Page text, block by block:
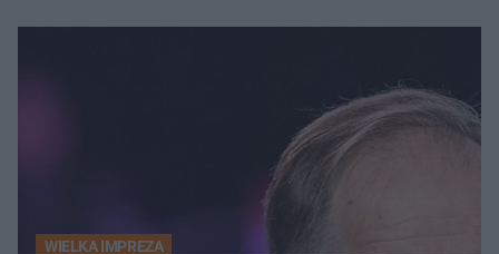
WIELKA IMPREZA